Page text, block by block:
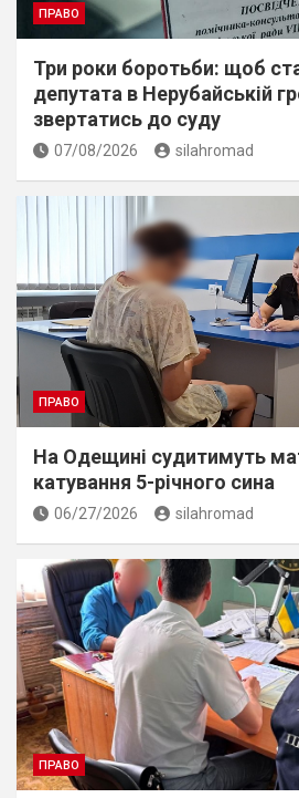
ПРАВО
Три роки боротьби: щоб
депутата в Нерубайській
звертатись до суду
07/08/2026 silahromad
ПРАВО
На Одещині судитимуть
катування 5-річного сина
06/27/2026 silahromad
ПРАВО